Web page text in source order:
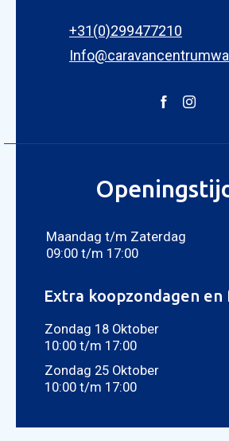
Foto bijvoegen
+31(0)299477210
Maandag t/m Zaterdag
09:00 t/m 17:00
Extra koopzondagen
Zondag 18 Oktober
10:00 t/m 17:00
Zondag 25 Oktober
10:00 t/m 17:00